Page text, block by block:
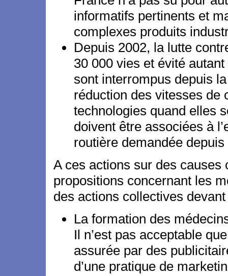
informatifs pertinents et
complexes produits
Depuis 2002, la lutte
30 000 vies et évité
sont interrompus depuis
réduction des vitesses de
technologies quand elles
doivent être associées à
routière demandée
A ces actions sur des
propositions concernant les
des actions collectives
La formation des
Il n’est pas acceptable
assurée par des
d’une pratique de